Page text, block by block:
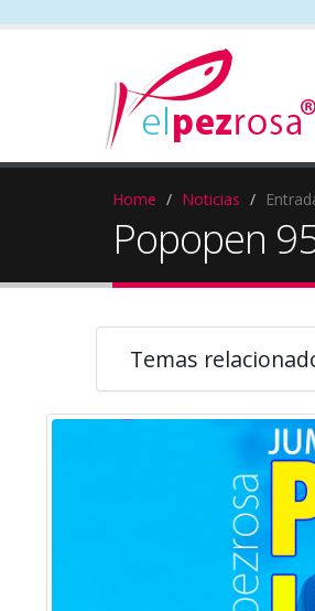
Home Noticias
Popopen
Temas